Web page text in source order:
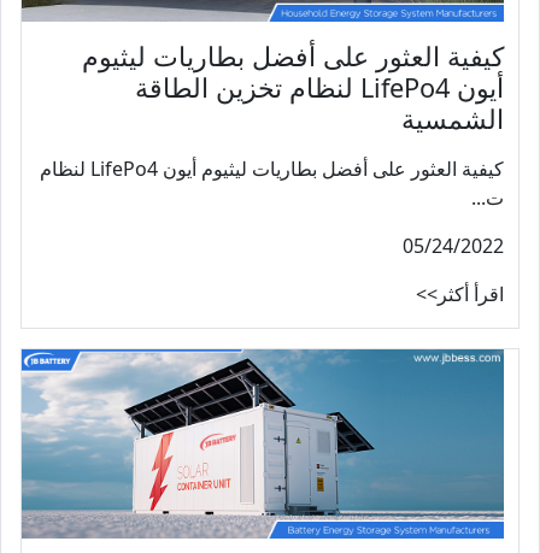
كيفية العثور على أفضل بطاريات ليثيوم
أيون LifePo4 لنظام تخزين الطاقة
الشمسية
كيفية العثور على أفضل بطاريات ليثيوم أيون LifePo4 لنظام
ت...
05/24/2022
اقرأ أكثر>>